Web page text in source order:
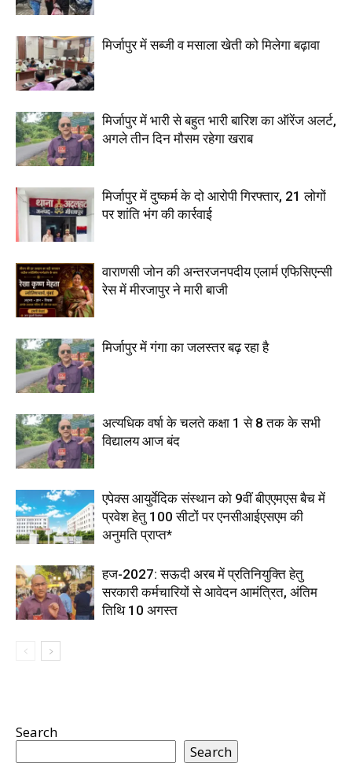
मिर्जापुर में सब्जी व मसाला खेती को मिलेगा बढ़ावा
मिर्जापुर में भारी से बहुत भारी बारिश का ऑरेंज अलर्ट,
अगले तीन दिन मौसम रहेगा खराब
मिर्जापुर में दुष्कर्म के दो आरोपी गिरफ्तार, 21 लोगों
पर शांति भंग की कार्रवाई
वाराणसी जोन की अन्तरजनपदीय एलार्म एफिसिएन्सी
रेस में मीरजापुर ने मारी बाजी
मिर्जापुर में गंगा का जलस्तर बढ़ रहा है
अत्यधिक वर्षा के चलते कक्षा 1 से 8 तक के सभी
विद्यालय आज बंद
एपेक्स आयुर्वेदिक संस्थान को 9वीं बीएएमएस बैच में
प्रवेश हेतु 100 सीटों पर एनसीआईएसएम की
अनुमति प्राप्त*
हज-2027: सऊदी अरब में प्रतिनियुक्ति हेतु
सरकारी कर्मचारियों से आवेदन आमंत्रित, अंतिम
तिथि 10 अगस्त
Search
Search